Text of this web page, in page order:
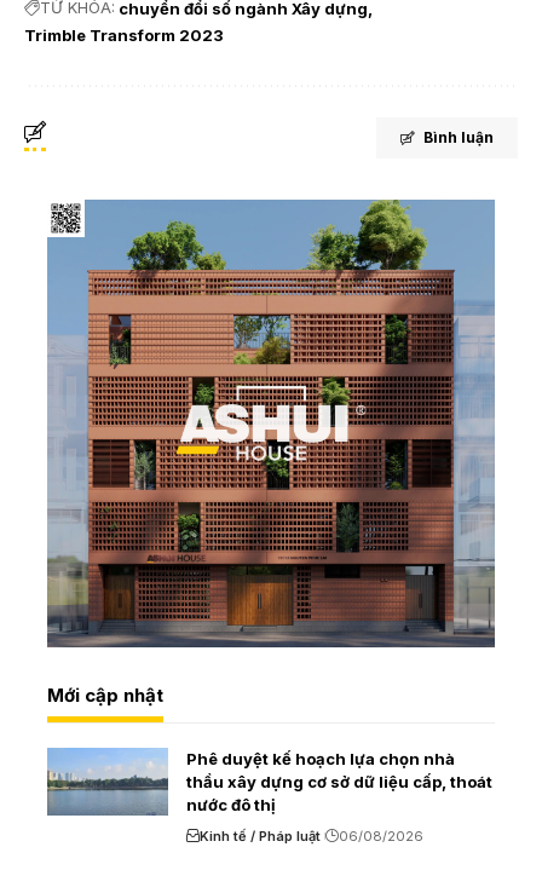
TỪ KHÓA: chuyển đổi số ngành Xây dựng
Trimble Transform 2023
Bình luận
Mới cập nhật
Phê duyệt kế hoạch lựa chọn nhà
thầu xây dựng cơ sở dữ liệu cấp, thoát
nước đô thị
Kinh tế / Pháp luật 06/08/2026